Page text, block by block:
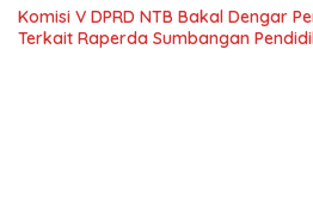
Komisi V DPRD NTB Bakal Dengar
Terkait Raperda Sumbangan